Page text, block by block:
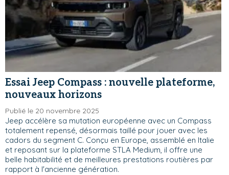
Essai Jeep Compass : nouvelle plateforme,
nouveaux horizons
Publié le 20 novembre 2025
Jeep accélère sa mutation européenne avec un Compass
totalement repensé, désormais taillé pour jouer avec les
cadors du segment C. Conçu en Europe, assemblé en Italie
et reposant sur la plateforme STLA Medium, il offre une
belle habitabilité et de meilleures prestations routières par
rapport à l'ancienne génération.